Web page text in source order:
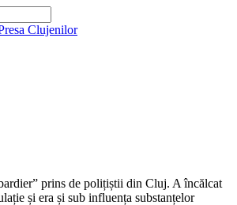
prins de polițiștii din Cluj. A încălcat
și era și sub influența substanțelor